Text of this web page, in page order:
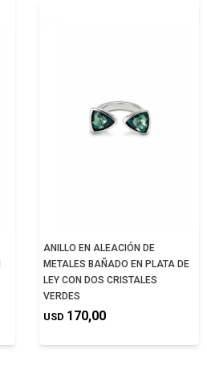
ANILLO EN ALEACIÓN DE
METALES BAÑADO EN PLATA DE
LEY CON DOS CRISTALES
VERDES
USD 170,00